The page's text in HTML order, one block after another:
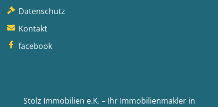
Datenschutz
Kontakt
facebook
Stolz Immobilien e.K. – Ihr Immobilienmakler in